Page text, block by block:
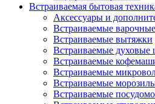
Встраиваемая бытовая
Аксессуары и
Встраиваемые
Встраиваемые вытяжки
Встраиваемые
Встраиваемые
Встраиваемые
Встраиваемые
Встраиваемые